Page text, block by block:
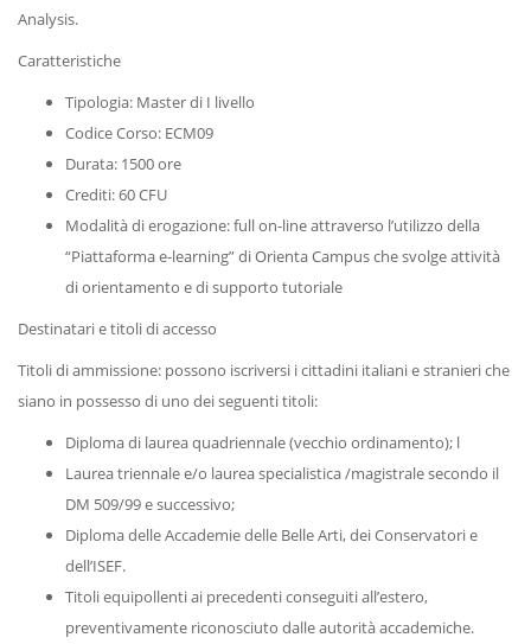
Analysis.
Caratteristiche
Tipologia: Master di I livello
Codice Corso: ECM09
Durata: 1500 ore
Crediti: 60 CFU
Modalità di erogazione: full on-line attraverso l’utilizzo della
“Piattaforma e-learning” di Orienta Campus che svolge attività
di orientamento e di supporto tutoriale
Destinatari e titoli di accesso
Titoli di ammissione: possono iscriversi i cittadini italiani e stranieri che
siano in possesso di uno dei seguenti titoli:
Diploma di laurea quadriennale (vecchio ordinamento); l
Laurea triennale e/o laurea specialistica /magistrale secondo il
DM 509/99 e successivo;
Diploma delle Accademie delle Belle Arti, dei Conservatori e
dell’ISEF.
Titoli equipollenti ai precedenti conseguiti all’estero,
preventivamente riconosciuto dalle autorità accademiche.